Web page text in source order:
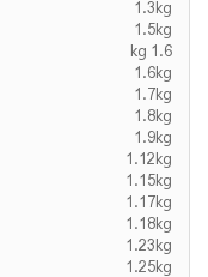
1.3kg
1.5kg
1.6 kg
1.6kg
1.7kg
1.8kg
1.9kg
1.12kg
1.15kg
1.17kg
1.18kg
1.23kg
1.25kg